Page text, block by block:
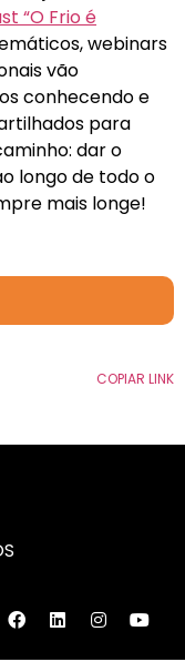
“O Frio é
webinars
vão
conhecendo e
para
dar o
longo de todo o
mais longe!
COPIAR LINK